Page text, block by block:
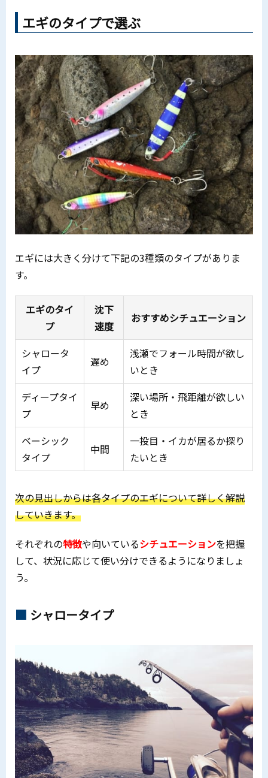
エギのタイプで選ぶ
エギには大きく分けて下記の3種類のタイプがありま
す。
エギのタイ
プ
沈下
速度
おすすめシチュエーション
シャロータ
イプ
遅め
浅瀬でフォール時間が欲し
いとき
ディープタイ
プ
早め
深い場所・飛距離が欲しい
とき
ベーシック
タイプ
中間
一投目・イカが居るか探り
たいとき
次の見出しからは各タイプのエギについて詳しく解説
していきます。
それぞれの特徴や向いているシチュエーションを把握
して、状況に応じて使い分けできるようになりましょ
う。
シャロータイプ